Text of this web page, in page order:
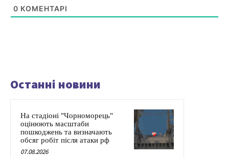
0 КОМЕНТАРІ
Останні новини
На стадіоні "Чорноморець"
оцінюють масштаби
пошкоджень та визначають
обсяг робіт після атаки рф
07.08.2026